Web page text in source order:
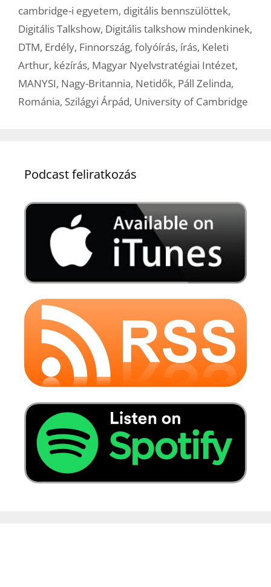
cambridge-i egyetem, digitális bennszülöttek,
Digitális Talkshow, Digitális talkshow mindenkinek,
DTM, Erdély, Finnország, folyóírás, írás, Keleti
Arthur, kézírás, Magyar Nyelvstratégiai Intézet,
MANYSI, Nagy-Britannia, Netidők, Páll Zelinda,
Románia, Szilágyi Árpád, University of Cambridge
Podcast feliratkozás